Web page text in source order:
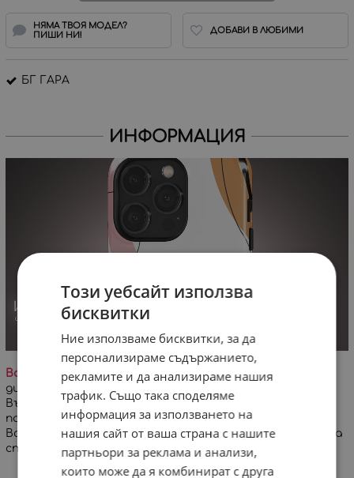
НЯМА ТВОЯ МОДЕЛ?
ПИШИ НИ!
ДОБАВИ В ЛЮБИМИ
БГ ГАРА
ИНФОРМАЦИЯ
Важно!
На заглавната снимка е визуализиран
дигитален проект на дизайна върху кейс за iPhone.
Възможна е минимална разлика в цветовете и
позиционирането на дизайна!
Всеки кейс се изработва специално за Вашата поръчка
спрямо избран модел телефон.
Този уебсайт използва
бисквитки
Ние използваме бисквитки, за да
персонализираме съдържанието,
рекламите и да анализираме нашия
трафик. Също така споделяме
информация за използването на
нашия сайт от ваша страна с нашите
партньори за реклама и анализи,
които може да я комбинират с друга